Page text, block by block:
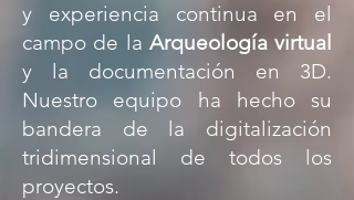
y experiencia continua en el
campo de la Arqueología virtual
y la documentación en 3D.
Nuestro equipo ha hecho su
bandera de la digitalización
tridimensional de todos los
proyectos.